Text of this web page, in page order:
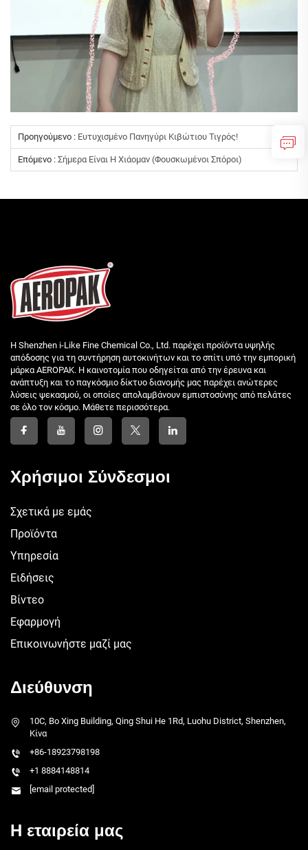
Προηγούμενο : Ευτυχισμένο Πανηγύρι Κιβώτιου Τιγρός!
Επόμενο : Σήμερα Είναι Η Χιάομαν (Φουσκωμένοι Σπόροι)
Η Shenzhen i-Like Fine Chemical Co., Ltd. παρέχει προϊόντα υψηλής
απόδοσης για τη συντήρηση αυτοκινήτων και το σπίτι υπό την εμπορική
μάρκα AEROPAK. Η καινοτομία που οδηγείται από την έρευνα και
ανάπτυξη και το παγκόσμιο δίκτυο διανομής μας παρέχει ανώτερες
λύσεις ψεκασμού, οι οποίες απολαμβάνουν εμπιστοσύνης από πελάτες
σε όλο τον κόσμο. Μάθετε περισσότερα.
Χρήσιμοι Σύνδεσμοι
Σχετικά με εμάς
Προϊόντα
Υπηρεσία
Ειδήσεις
Βίντεο
Εφαρμογή
Επικοινωνήστε μαζί μας
Διεύθυνση
10C, Bo Xing Building, Qing Shui He 1Rd, Luohu District, Shenzhen,
Κίνα
+86-18923798198
+1 8884148814
[email protected]
Η εταιρεία μας